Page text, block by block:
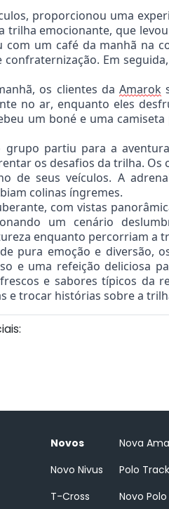
proporcionou uma
trilha emocionante, que
um café da manhã na
Em
os clientes da Amarok
no ar, enquanto eles
um boné e uma
partiu para a
os desafios da trilha.
de seus veículos. A
colinas íngremes.
com vistas
um cenário
enquanto percorriam a
pura emoção e diversão,
e uma refeição deliciosa
e sabores típicos da
e trocar histórias sobre a
Novos
Novo Nivus
T-Cross
Nova
Polo Track
Novo Polo